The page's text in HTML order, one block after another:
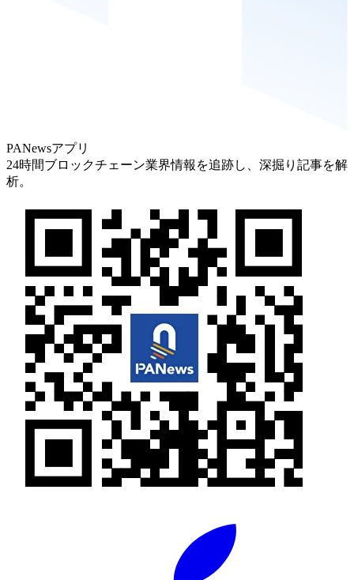
PANewsアプリ
24時間ブロックチェーン業界情報を追跡し、深掘り記事を解
析。